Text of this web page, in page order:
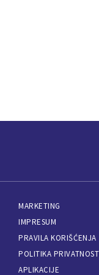
MARKETING
IMPRESUM
PRAVILA KORIŠĆENJA
POLITIKA
APLIKACIJE